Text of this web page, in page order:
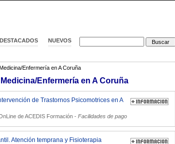
NUEVOS
Enfermería en A Coruña
Enfermería en A Coruña
de Trastornos Psicomotrices en A
deACEDIS Formación - Facilidades de pago
Atención temprana y Fisioterapia